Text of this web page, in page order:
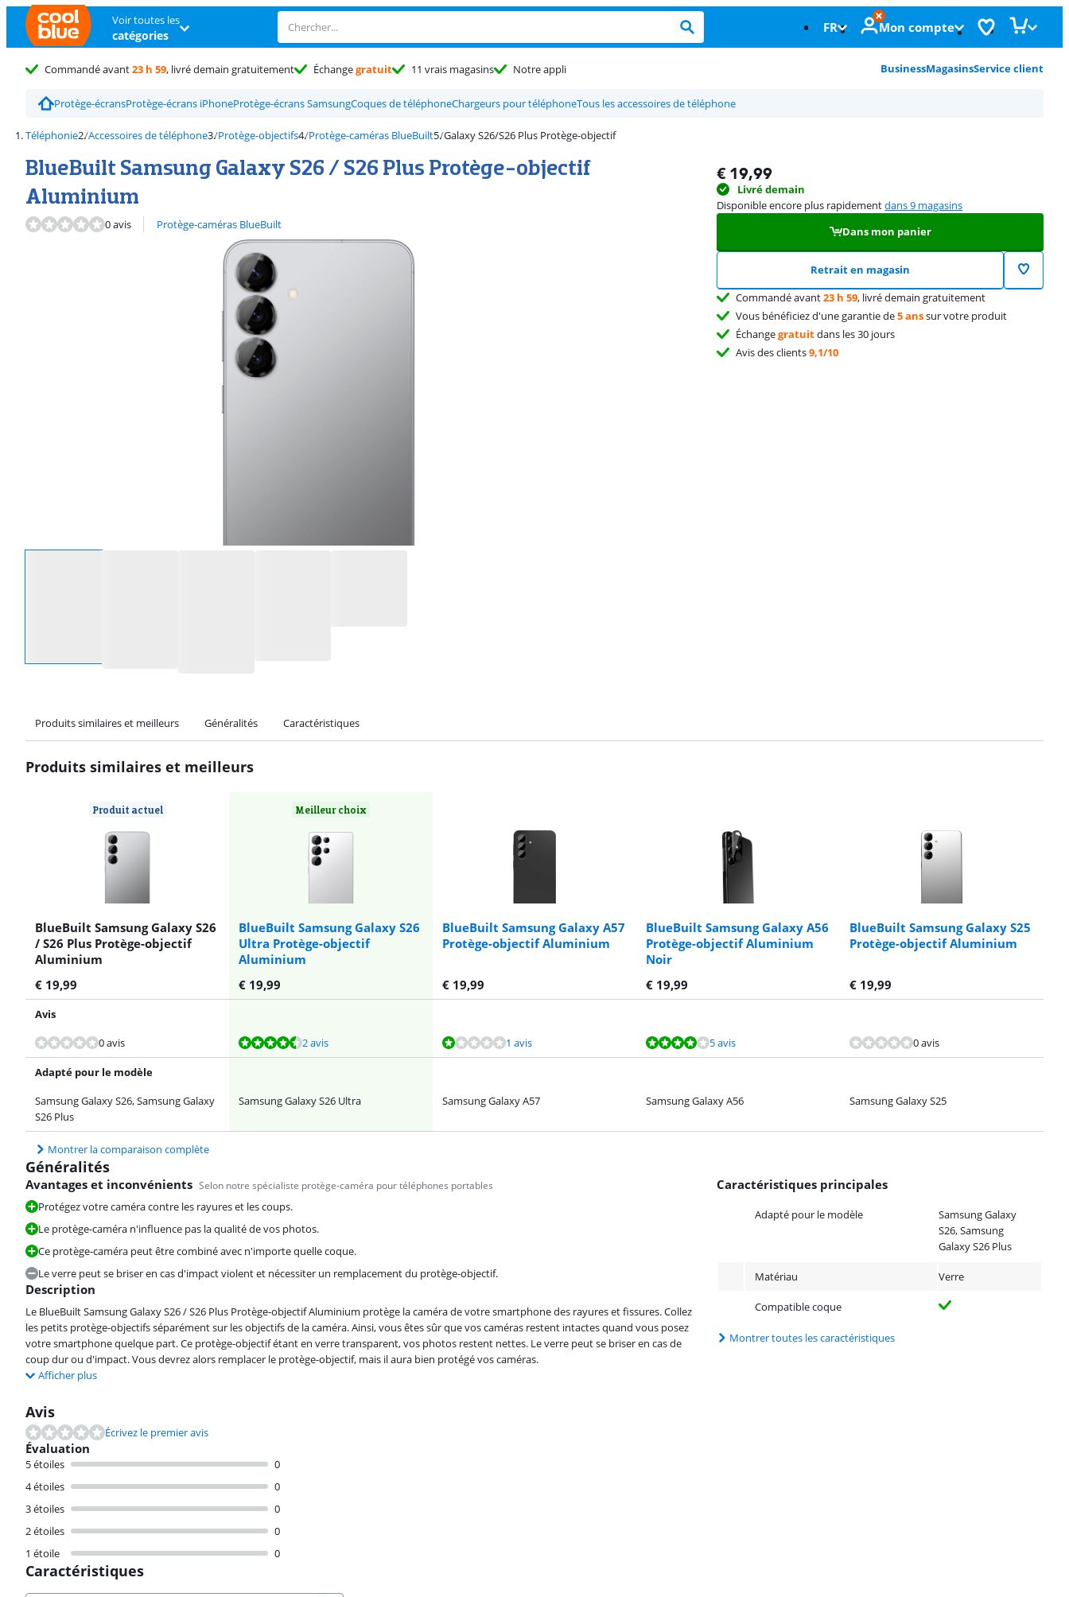
Voir toutes les
catégories FR Mon compte
Commandé avant23 h 59, livré demain gratuitement Échangegratuit 11 vrais magasins Notre appli BusinessMagasinsService client
Protège-écransProtège-écrans iPhoneProtège-écrans SamsungCoques de téléphoneChargeurs pour téléphoneTous les accessoires de téléphone
Téléphonie Accessoires de téléphone Protège-objectifs Protège-caméras BlueBuilt Galaxy S26/S26 Plus Protège-objectif
BlueBuilt Samsung Galaxy S26 / S26 Plus Protège-objectif
Aluminium
0 avis
Découvrez l'ensemble des Protège-caméras BlueBuilt
€ 19,99
Livré demain
Disponible encore plus rapidementdans 9 magasins
Dans mon panier
Retrait en magasin
Commandé avant23 h 59, livré demain gratuitement
Vous bénéficiez d'une garantie de5 anssur votre produit
Échangegratuitdans les 30 jours
Avis des clients9,1/10
Produits similaires et meilleurs Généralités Caractéristiques
Produits similaires et meilleurs
Produit actuel
BlueBuilt Samsung Galaxy S26
/ S26 Plus Protège-objectif
Aluminium
Meilleur choix
BlueBuilt Samsung Galaxy S26
Ultra Protège-objectif
Aluminium
BlueBuilt Samsung Galaxy A57
Protège-objectif Aluminium
BlueBuilt Samsung Galaxy A56
Protège-objectif Aluminium
Noir
BlueBuilt Samsung Galaxy S25
Protège-objectif Aluminium
€ 19,99 € 19,99 € 19,99 € 19,99 € 19,99
Avis
0 avis
La note est de 8,6 sur 10, basée sur 2 avis. 2 avis
La note est de 2,4 sur 10, basée sur 1 avis. 1 avis
La note est de 8,2 sur 10, basée sur 5 avis. 5 avis 0 avis
Adapté pour le modèle
Samsung Galaxy S26, Samsung Galaxy
S26 Plus
Samsung Galaxy S26 Ultra Samsung Galaxy A57 Samsung Galaxy A56 Samsung Galaxy S25
Montrer la comparaison complète
Généralités
Caractéristiques principales
Adapté pour le modèle
Samsung Galaxy
S26, Samsung
Galaxy S26 Plus
Matériau Verre
Compatible coque
Montrer toutes les caractéristiques
Avantages et inconvénients Selon notre spécialiste protège-caméra pour téléphones portables
Protégez votre caméra contre les rayures et les coups.
Le protège-caméra n'influence pas la qualité de vos photos.
Ce protège-caméra peut être combiné avec n'importe quelle coque.
Le verre peut se briser en cas d'impact violent et nécessiter un remplacement du protège-objectif.
Description
Le BlueBuilt Samsung Galaxy S26 / S26 Plus Protège-objectif Aluminium protège la caméra de votre smartphone des rayures et fissures. Collez
les petits protège-objectifs séparément sur les objectifs de la caméra. Ainsi, vous êtes sûr que vos caméras restent intactes quand vous posez
votre smartphone quelque part. Ce protège-objectif étant en verre transparent, vos photos restent nettes. Le verre peut se briser en cas de
coup dur ou d'impact. Vous devrez alors remplacer le protège-objectif, mais il aura bien protégé vos caméras.
Afficher plus
Avis
Écrivez le premier avis
Évaluation
5 étoiles
0
4 étoiles
0
3 étoiles
0
2 étoiles
0
1 étoile
0
Caractéristiques